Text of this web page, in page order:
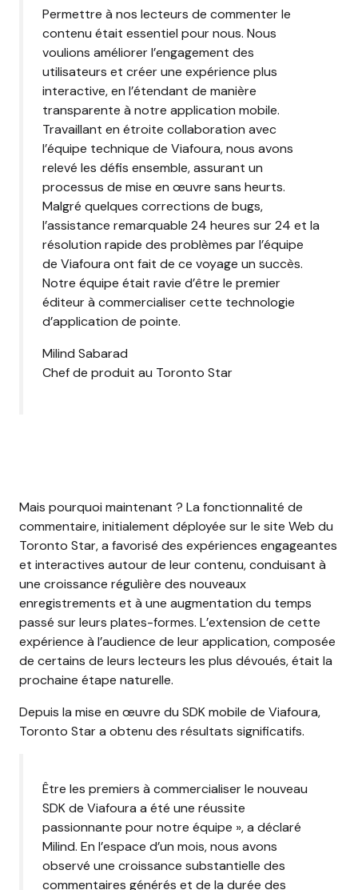
Permettre à nos lecteurs de commenter le
contenu était essentiel pour nous. Nous
voulions améliorer l’engagement des
utilisateurs et créer une expérience plus
interactive, en l’étendant de manière
transparente à notre application mobile.
Travaillant en étroite collaboration avec
l’équipe technique de Viafoura, nous avons
relevé les défis ensemble, assurant un
processus de mise en œuvre sans heurts.
Malgré quelques corrections de bugs,
l’assistance remarquable 24 heures sur 24 et la
résolution rapide des problèmes par l’équipe
de Viafoura ont fait de ce voyage un succès.
Notre équipe était ravie d’être le premier
éditeur à commercialiser cette technologie
d’application de pointe.
Milind Sabarad
Chef de produit au Toronto Star
Mais pourquoi maintenant ? La fonctionnalité de
commentaire, initialement déployée sur le site Web du
Toronto Star, a favorisé des expériences engageantes
et interactives autour de leur contenu, conduisant à
une croissance régulière des nouveaux
enregistrements et à une augmentation du temps
passé sur leurs plates-formes. L’extension de cette
expérience à l’audience de leur application, composée
de certains de leurs lecteurs les plus dévoués, était la
prochaine étape naturelle.
Depuis la mise en œuvre du SDK mobile de Viafoura,
Toronto Star a obtenu des résultats significatifs.
Être les premiers à commercialiser le nouveau
SDK de Viafoura a été une réussite
passionnante pour notre équipe », a déclaré
Milind. En l’espace d’un mois, nous avons
observé une croissance substantielle des
commentaires générés et de la durée des